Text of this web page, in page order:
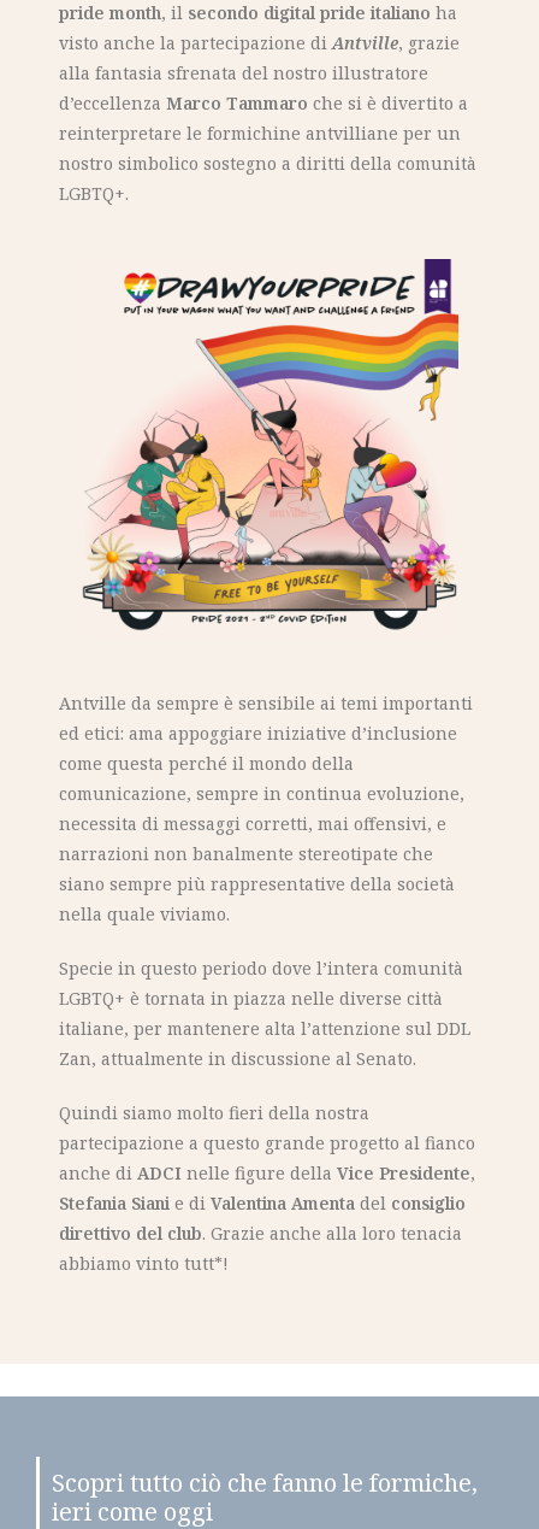
pride month, il secondo digital pride italiano ha
visto anche la partecipazione diAntville, grazie
alla fantasia sfrenata del nostro illustratore
d’eccellenzaMarco Tammaro che si è divertito a
reinterpretare le formichine antvilliane per un
nostro simbolico sostegno a diritti della comunità
LGBTQ+.
Antville da sempre è sensibile ai temi importanti
ed etici: ama appoggiare iniziative d’inclusione
come questa perché il mondo della
comunicazione, sempre in continua evoluzione,
necessita di messaggi corretti, mai offensivi, e
narrazioni non banalmente stereotipate che
siano sempre più rappresentative della società
nella quale viviamo.
Specie in questo periodo dove l’intera comunità
LGBTQ+ è tornata in piazza nelle diverse città
italiane, per mantenere alta l’attenzione sul DDL
Zan, attualmente in discussione al Senato.
Quindi siamo molto fieri della nostra
partecipazione a questo grande progetto al fianco
anche diADCI nelle figure dellaVice Presidente,
Stefania Siani e diValentina Amenta del consiglio
direttivo del club. Grazie anche alla loro tenacia
abbiamo vinto tutt*!
Scopri tutto ciò che fanno le formiche,
ieri come oggi